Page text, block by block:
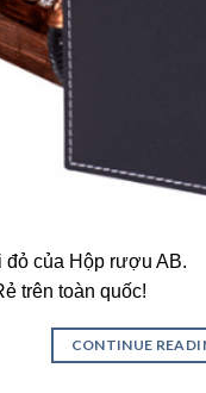
đỏ của Hộp rượu AB.
trên toàn quốc!
CONTINUE